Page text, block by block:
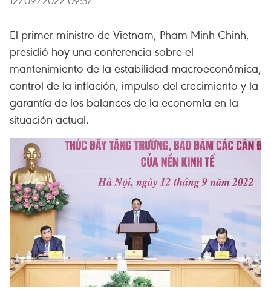
El primer ministro de Vietnam, Pham Minh Chinh,
presidió hoy una conferencia sobre el
mantenimiento de la estabilidad macroeconómica,
control de la inflación, impulso del crecimiento y la
garantía de los balances de la economía en la
situación actual.